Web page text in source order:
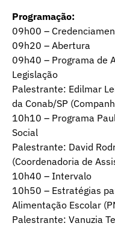
Programação:
09h00 –
09h20 – Abertura
09h40 – Programa de
Legislação
Palestrante: Edilmar
da Conab/SP
10h10 – Programa
Social
Palestrante: David
(Coordenadoria de
10h40 – Intervalo
10h50 – Estratégias
Alimentação Escolar
Palestrante: Vanuzia